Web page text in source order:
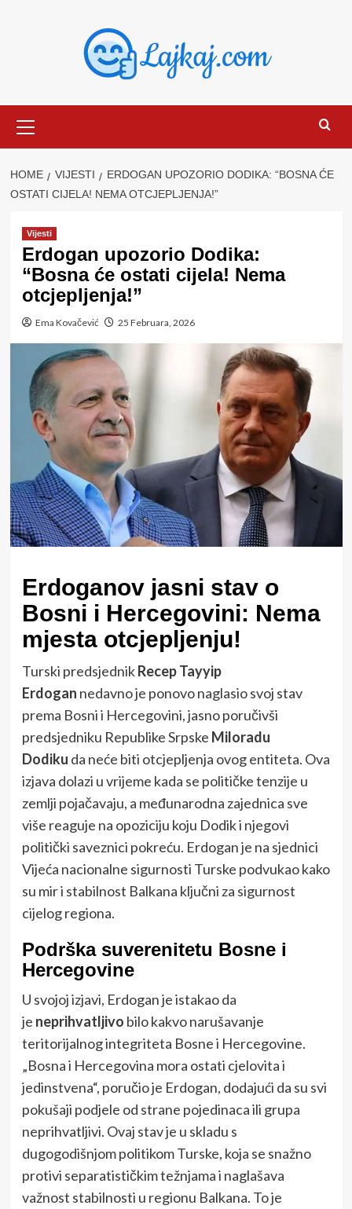
Menu
HOME VIJESTI
ERDOGAN UPOZORIO DODIKA: “BOSNA ĆE
OSTATI CIJELA! NEMA OTCJEPLJENJA!”
Vijesti
Erdogan upozorio Dodika:
“Bosna će ostati cijela! Nema
otcjepljenja!”
Ema Kovačević 25 Februara, 2026
Erdoganov jasni stav o
Bosni i Hercegovini: Nema
mjesta otcjepljenju!
Turski predsjednikRecep Tayyip
Erdogan nedavno je ponovo naglasio svoj stav
prema Bosni i Hercegovini, jasno poručivši
predsjedniku Republike Srpske Miloradu
Dodiku da neće biti otcjepljenja ovog entiteta. Ova
izjava dolazi u vrijeme kada se političke tenzije u
zemlji pojačavaju, a međunarodna zajednica sve
više reaguje na opoziciju koju Dodik i njegovi
politički saveznici pokreću. Erdogan je na sjednici
Vijeća nacionalne sigurnosti Turske podvukao kako
su mir i stabilnost Balkana ključni za sigurnost
cijelog regiona.
Podrška suverenitetu Bosne i
Hercegovine
U svojoj izjavi, Erdogan je istakao da
je neprihvatljivo bilo kakvo narušavanje
teritorijalnog integriteta Bosne i Hercegovine.
„Bosna i Hercegovina mora ostati cjelovita i
jedinstvena“, poručio je Erdogan, dodajući da su svi
pokušaji podjele od strane pojedinaca ili grupa
neprihvatljivi. Ovaj stav je u skladu s
dugogodišnjom politikom Turske, koja se snažno
protivi separatističkim težnjama i naglašava
važnost stabilnosti u regionu Balkana. To je